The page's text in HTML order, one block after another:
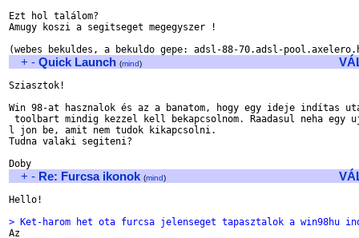
Ezt hol találom?
Amugy koszi a segitseget megegyszer !
+ - Quick Launch (mind)
Sziasztok!
Win 98-at hasznalok és az a banatom, hogy egy ideje indítas
toolbart mindig kezzel kell bekapcsolnom. Raadasul neha egy
l jon be, amit nem tudok kikapcsolni.
Tudna valaki segiteni?
+ - Re: Furcsa ikonok (mind)
Hello!
> Ket-harom het ota furcsa jelenseget tapasztalok a win98hu